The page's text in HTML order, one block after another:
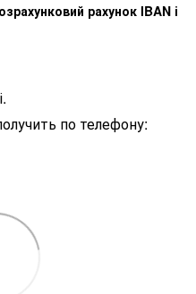
рахунок IBAN і
по телефону: